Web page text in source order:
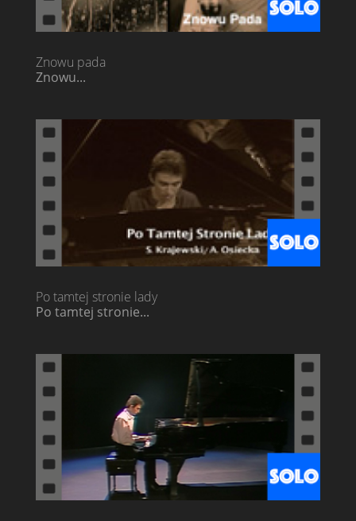
Znowu pada
Znowu...
Po tamtej stronie lady
Po tamtej stronie...